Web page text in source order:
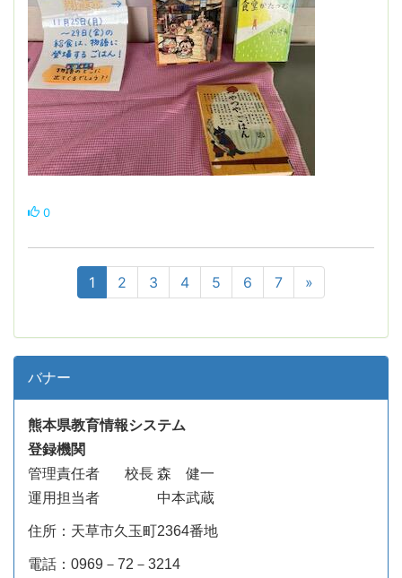
0
1 2 3 4 5 6 7 »
バナー
熊本県教育情報システム
登録機関
管理責任者 校長 森 健一
運用担当者 中本武蔵
住所：天草市久玉町2364番地
電話：0969－72－3214